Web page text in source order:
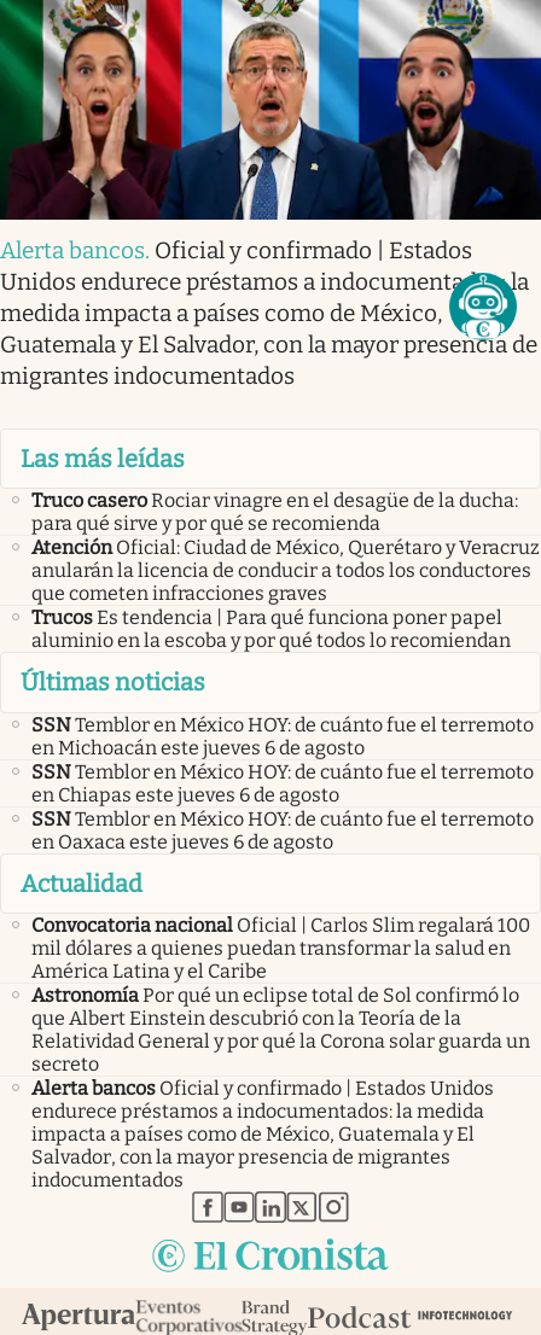
Alerta bancos. Oficial y confirmado | Estados
Unidos endurece préstamos a indocumentados: la
medida impacta a países como de México,
Guatemala y El Salvador, con la mayor presencia de
migrantes indocumentados
Las más leídas
Truco caseroRociar vinagre en el desagüe de la ducha:
para qué sirve y por qué se recomienda
Atención Oficial: Ciudad de México, Querétaro y Veracruz
anularán la licencia de conducir a todos los conductores
que cometen infracciones graves
TrucosEs tendencia | Para qué funciona poner papel
aluminio en la escoba y por qué todos lo recomiendan
Últimas noticias
SSNTemblor en México HOY: de cuánto fue el terremoto
en Michoacán este jueves 6 de agosto
SSNTemblor en México HOY: de cuánto fue el terremoto
en Chiapas este jueves 6 de agosto
SSNTemblor en México HOY: de cuánto fue el terremoto
en Oaxaca este jueves 6 de agosto
Actualidad
Convocatoria nacional Oficial | Carlos Slim regalará 100
mil dólares a quienes puedan transformar la salud en
América Latina y el Caribe
AstronomíaPor qué un eclipse total de Sol confirmó lo
que Albert Einstein descubrió con la Teoría de la
Relatividad General y por qué la Corona solar guarda un
secreto
Alerta bancos Oficial y confirmado | Estados Unidos
endurece préstamos a indocumentados: la medida
impacta a países como de México, Guatemala y El
Salvador, con la mayor presencia de migrantes
indocumentados
abre en nueva pestaña
abre en nueva pestaña
abre en nueva pestaña
abre en nueva pestaña
abre en nueva pestaña